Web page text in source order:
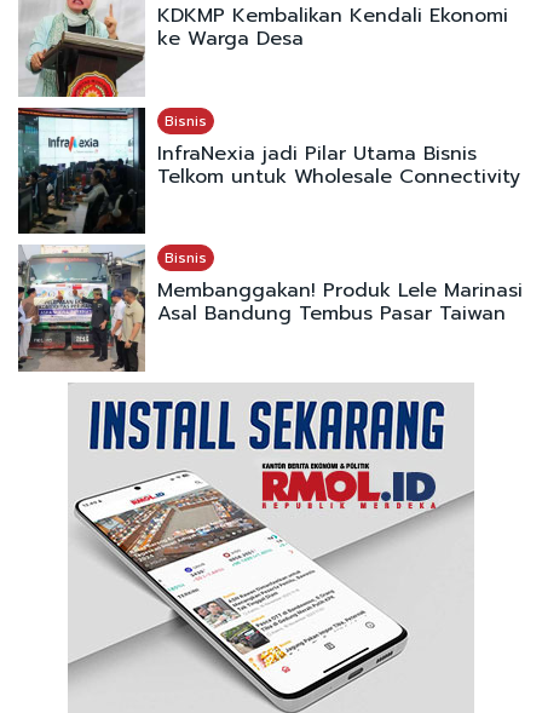
KDKMP Kembalikan Kendali Ekonomi
ke Warga Desa
Bisnis
InfraNexia jadi Pilar Utama Bisnis
Telkom untuk Wholesale Connectivity
Bisnis
Membanggakan! Produk Lele Marinasi
Asal Bandung Tembus Pasar Taiwan